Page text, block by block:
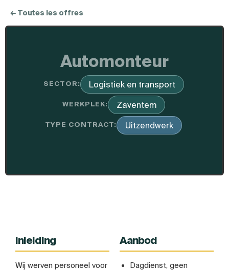
← Toutes les offres
Automonteur
SECTOR: Logistiek en transport
WERKPLEK: Zaventem
TYPE CONTRACT: Uitzendwerk
Inleiding
Wij werven personeel voor
Aanbod
Dagdienst, geen